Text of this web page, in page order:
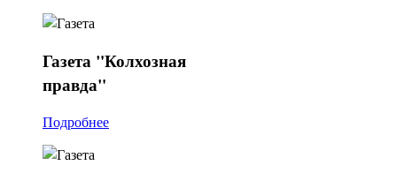
Газета "Колхозная
правда"
Подробнее